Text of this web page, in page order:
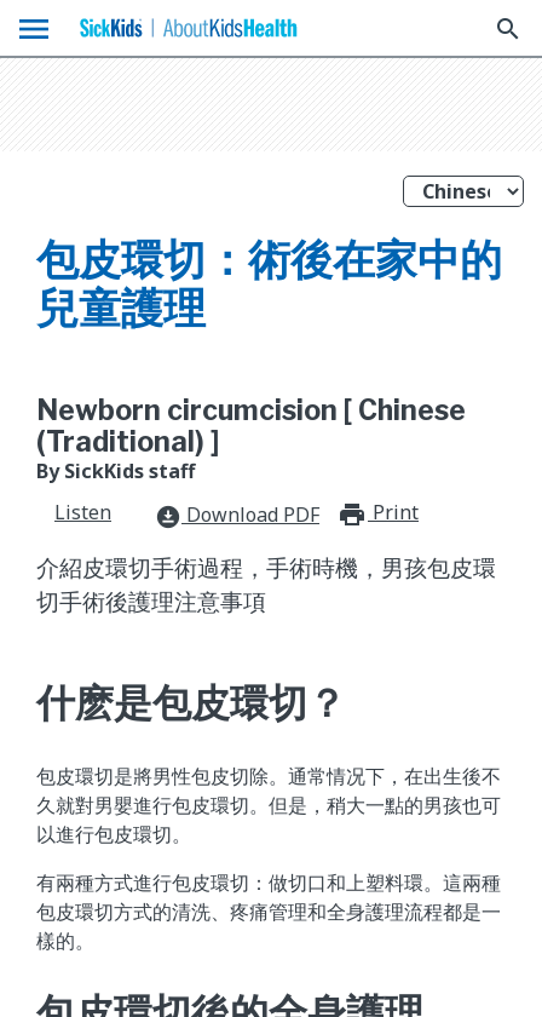
menu search
包皮環切：術後在家中的
兒童護理
Newborn circumcision [ Chinese
(Traditional) ]
By SickKids staff
Listen
download_for_offline Download PDF Print
介紹皮環切手術過程，手術時機，男孩包皮環
切手術後護理注意事項
什麽是包皮環切？
包皮環切是將男性包皮切除。通常情况下，在出生後不
久就對男嬰進行包皮環切。但是，稍大一點的男孩也可
以進行包皮環切。
有兩種方式進行包皮環切：做切口和上塑料環。這兩種
包皮環切方式的清洗、疼痛管理和全身護理流程都是一
樣的。